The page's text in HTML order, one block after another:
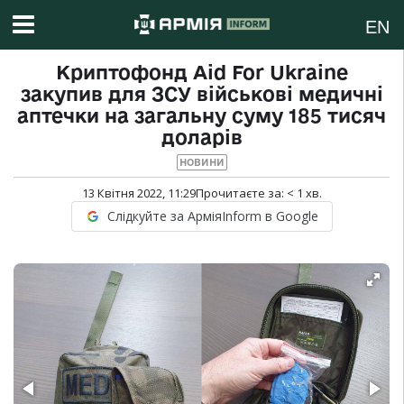
EN
Криптофонд Aid For Ukraine
закупив для ЗСУ військові медичні
аптечки на загальну суму 185 тисяч
доларів
НОВИНИ
13 Квітня 2022, 11:29Прочитаєте за: < 1 хв.
Слідкуйте за АрміяInform в Google